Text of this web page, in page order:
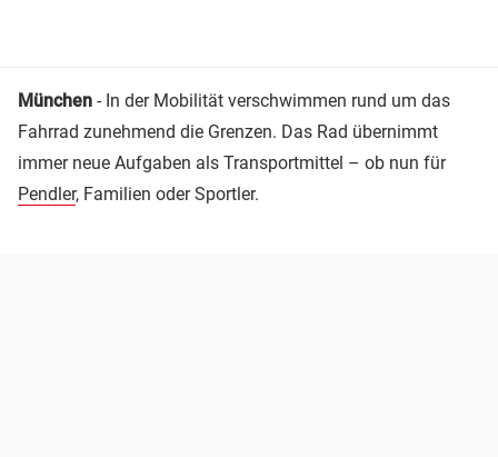
München - In der Mobilität verschwimmen rund um das
Fahrrad zunehmend die Grenzen. Das Rad übernimmt
immer neue Aufgaben als Transportmittel – ob nun für
Pendler, Familien oder Sportler.